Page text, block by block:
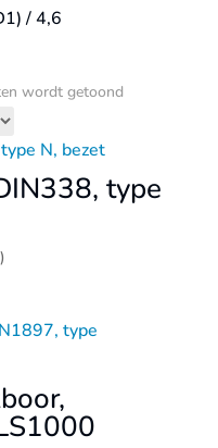
/ 4,6
wordt getoond
type